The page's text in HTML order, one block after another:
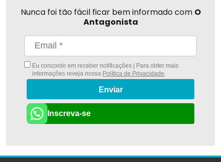
Nunca foi tão fácil ficar bem informado com O
Antagonista
Eu concordo em receber notificações | Para obter mais
informações reveja nossa Política de Privacidade.
Enviar
Inscreva-se